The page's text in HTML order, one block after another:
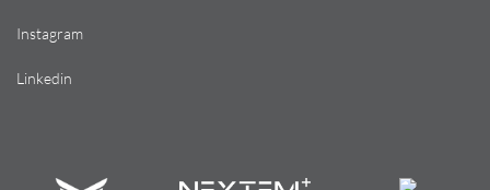
Instagram
Linkedin